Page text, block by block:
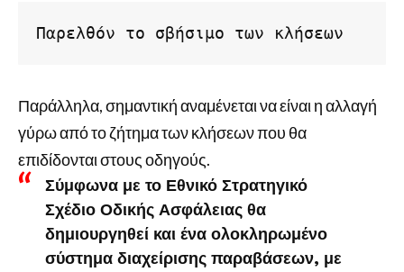
Παρελθόν το σβήσιμο των κλήσεων
Παράλληλα, σημαντική αναμένεται να είναι η αλλαγή
γύρω από το ζήτημα των κλήσεων που θα
επιδίδονται στους οδηγούς.
Σύμφωνα με το Εθνικό Στρατηγικό
Σχέδιο Οδικής Ασφάλειας θα
δημιουργηθεί και ένα ολοκληρωμένο
σύστημα διαχείρισης παραβάσεων, με